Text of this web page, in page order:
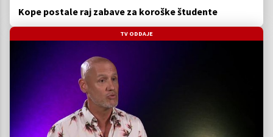
Kope postale raj zabave za koroške študente
TV ODDAJE